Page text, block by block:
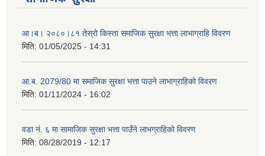
आ।ब। २०८०।८१ तेस्रो किस्ता समाजिक सुरक्षा भत्ता लाभाग्राहि विवरण
मिति: 01/05/2025 - 14:31
आ.ब. 2079/80 मा समाजिक सुरक्षा भत्ता पाउने लाभाग्राहिको विवरण
मिति: 01/11/2024 - 16:02
वडा नं. ६ मा सामाजिक सुरक्षा भत्ता पाउँने लाभग्राहिको विवरण
मिति: 08/28/2019 - 12:17